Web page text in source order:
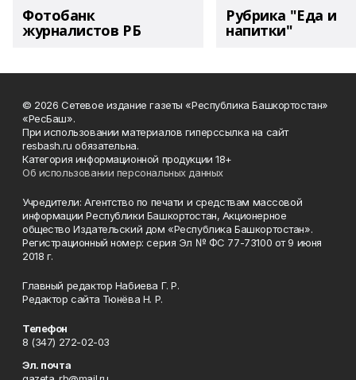
Фотобанк
журналистов РБ
Рубрика "Еда и
напитки"
© 2026 Сетевое издание газеты «Республика Башкортостан»
«РесБаш».
При использовании материалов гиперссылка на сайт
resbash.ru обязательна.
Категория информационной продукции 18+
Об использовании персональных данных
Учредители: Агентство по печати и средствам массовой
информации Республики Башкортостан, Акционерное
общество Издательский дом «Республика Башкортостан».
Регистрационный номер: серия Эл № ФС 77-73100 от 9 июня
2018 г.
Главный редактор Набиева Г. Р.
Редактор сайта Тюнёва Н. Р.
Телефон
8 (347) 272-02-03
Эл. почта